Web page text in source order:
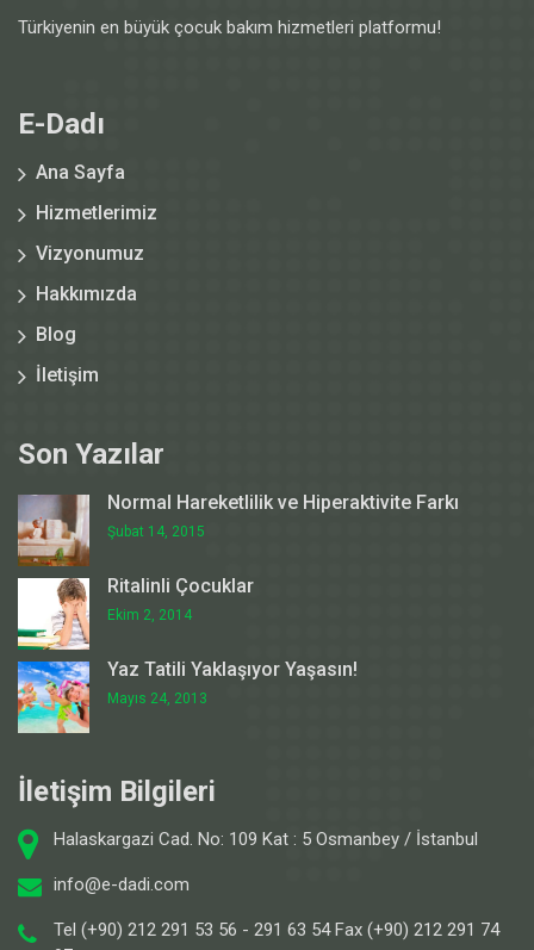
Türkiyenin en büyük çocuk bakım hizmetleri platformu!
E-Dadı
Ana Sayfa
Hizmetlerimiz
Vizyonumuz
Hakkımızda
Blog
İletişim
Son Yazılar
Normal Hareketlilik ve Hiperaktivite Farkı
Şubat 14, 2015
Ritalinli Çocuklar
Ekim 2, 2014
Yaz Tatili Yaklaşıyor Yaşasın!
Mayıs 24, 2013
İletişim Bilgileri
Halaskargazi Cad. No: 109 Kat : 5 Osmanbey / İstanbul
info@e-dadi.com
Tel (+90) 212 291 53 56 - 291 63 54 Fax (+90) 212 291 74